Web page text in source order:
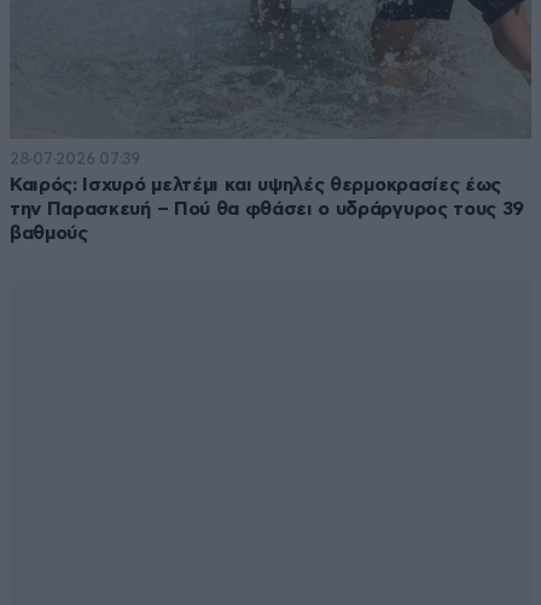
28·07·2026 07:39
Καιρός: Ισχυρό μελτέμι και υψηλές θερμοκρασίες έως
την Παρασκευή – Πού θα φθάσει ο υδράργυρος τους 39
βαθμούς